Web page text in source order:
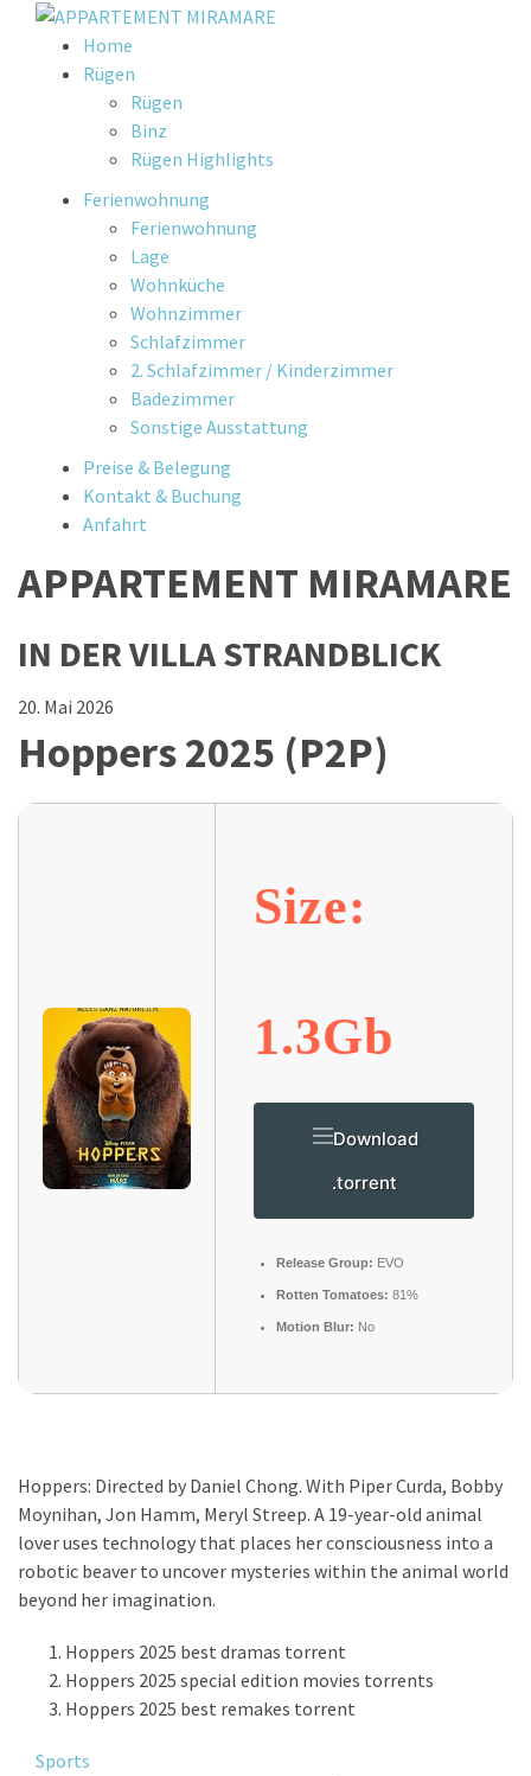
Skip
Home
Rügen
Rügen
Binz
Rügen Highlights
Ferienwohnung
Ferienwohnung
Lage
Wohnküche
Wohnzimmer
Schlafzimmer
2. Schlafzimmer / Kinderzimmer
Badezimmer
Sonstige Ausstattung
Preise & Belegung
Kontakt & Buchung
Anfahrt
APPARTEMENT MIRAMARE
IN DER VILLA STRANDBLICK
20. Mai 2026
Hoppers 2025 (P2P)
Size:
1.3Gb
Download
.torrent
Release Group: EVO
Rotten Tomatoes: 81%
Motion Blur: No
Hoppers: Directed by Daniel Chong. With Piper Curda, Bobby
Moynihan, Jon Hamm, Meryl Streep. A 19-year-old animal
lover uses technology that places her consciousness into a
robotic beaver to uncover mysteries within the animal world
beyond her imagination.
Hoppers 2025 best dramas torrent
Hoppers 2025 special edition movies torrents
Hoppers 2025 best remakes torrent
Sports